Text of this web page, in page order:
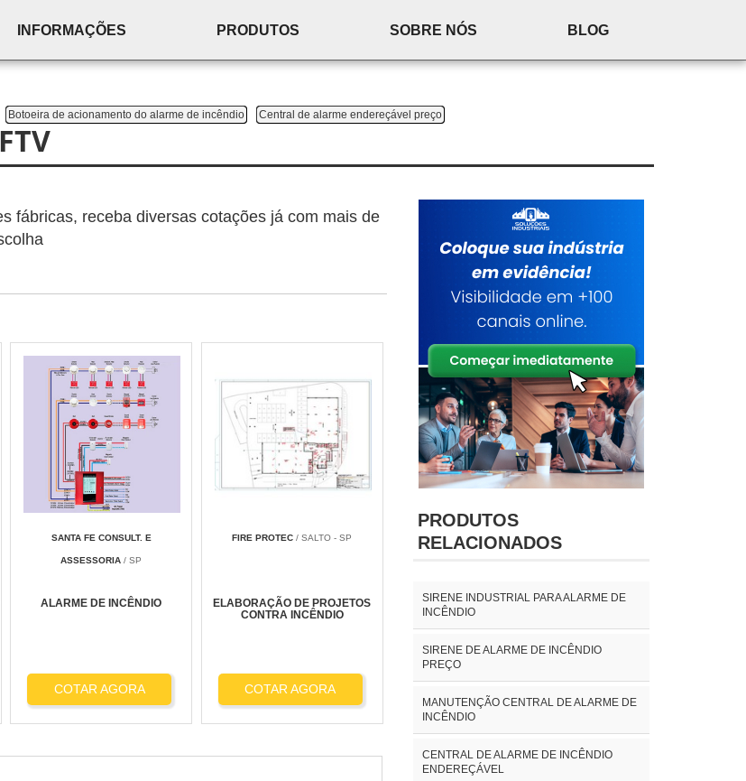
INFORMAÇÕES PRODUTOS SOBRE NÓS BLOG
Botoeira de acionamento do alarme de incêndio Central de alarme endereçável preço
fábricas, receba diversas cotações já com mais de
SANTA FE CONSULT. E
ASSESSORIA / SP
ALARME DE INCÊNDIO
COTAR AGORA
FIRE PROTEC / SALTO - SP
ELABORAÇÃO DE PROJETOS
CONTRA INCÊNDIO
COTAR AGORA
PRODUTOS
RELACIONADOS
SIRENE INDUSTRIAL PARA ALARME DE
INCÊNDIO
SIRENE DE ALARME DE INCÊNDIO
PREÇO
MANUTENÇÃO CENTRAL DE ALARME DE
INCÊNDIO
CENTRAL DE ALARME DE INCÊNDIO
ENDEREÇÁVEL